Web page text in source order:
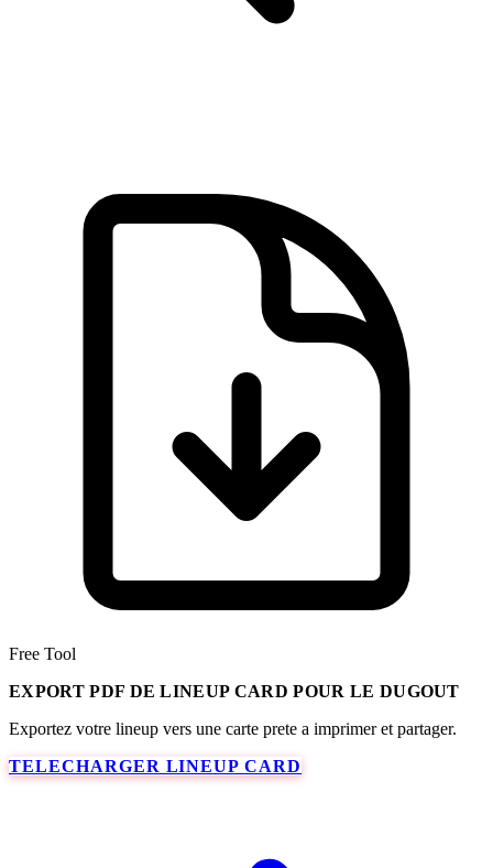
Free Tool
EXPORT PDF DE LINEUP CARD POUR LE DUGOUT
Exportez votre lineup vers une carte prete a imprimer et partager.
TELECHARGER LINEUP CARD